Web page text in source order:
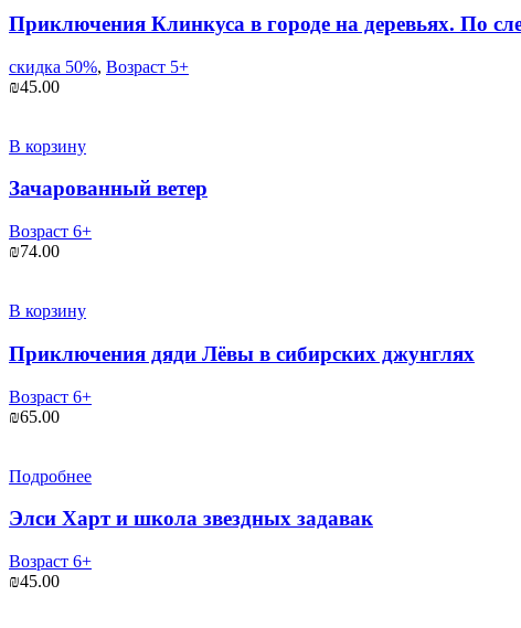
Приключения Клинкуса в городе на деревьях. По
скидка 50%, Возраст 5+
₪45.00
В корзину
Зачарованный ветер
Возраст 6+
₪74.00
В корзину
Приключения дяди Лёвы в сибирских джунглях
Возраст 6+
₪65.00
Подробнее
Элси Харт и школа звездных задавак
Возраст 6+
₪45.00